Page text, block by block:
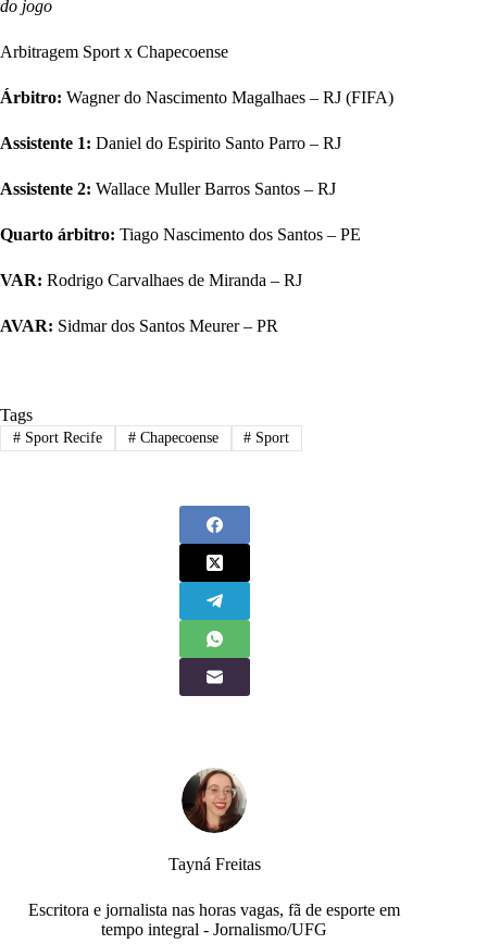
97 Marco Antonio
94 Felipe Ferreira
32 Rodrigo
67 Fabiano da Silva Souza
do jogo
Arbitragem Sport x Chapecoense
Árbitro: Wagner do Nascimento Magalhaes – RJ (FIFA)
Assistente 1: Daniel do Espirito Santo Parro – RJ
Assistente 2: Wallace Muller Barros Santos – RJ
Quarto árbitro: Tiago Nascimento dos Santos – PE
VAR: Rodrigo Carvalhaes de Miranda – RJ
AVAR: Sidmar dos Santos Meurer – PR
Tags
#Sport Recife #Chapecoense # Sport
Tayná Freitas
Escritora e jornalista nas horas vagas, fã de esporte em
tempo integral - Jornalismo/UFG